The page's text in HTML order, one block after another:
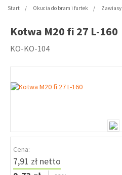
Start Okucia do bram i furtek Zawiasy
Kotwa M20 fi 27 L-160
KO-KO-104
Cena:
7,91 zł netto